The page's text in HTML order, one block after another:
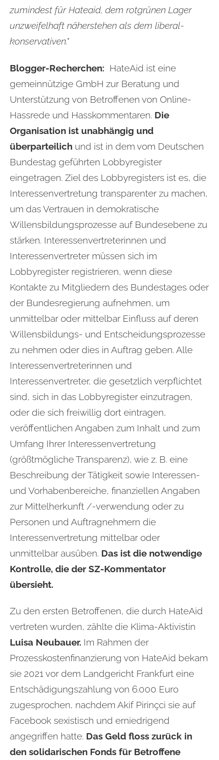
zumindest für Hateaid, dem rotgrünen Lager
unzweifelhaft näherstehen als dem liberal-
konservativen."
Blogger-Recherchen: HateAid ist eine
gemeinnützige GmbH zur Beratung und
Unterstützung von Betroffenen von Online-
Hassrede und Hasskommentaren. Die
Organisation ist unabhängig und
überparteilich und ist in dem vom Deutschen
Bundestag geführten Lobbyregister
eingetragen. Ziel des Lobbyregisters ist es, die
Interessenvertretung transparenter zu machen,
um das Vertrauen in demokratische
Willensbildungsprozesse auf Bundesebene zu
stärken. Interessenvertreterinnen und
Interessenvertreter müssen sich im
Lobbyregister registrieren, wenn diese
Kontakte zu Mitgliedern des Bundestages oder
der Bundesregierung aufnehmen, um
unmittelbar oder mittelbar Einfluss auf deren
Willensbildungs- und Entscheidungsprozesse
zu nehmen oder dies in Auftrag geben. Alle
Interessenvertreterinnen und
Interessenvertreter, die gesetzlich verpflichtet
sind, sich in das Lobbyregister einzutragen,
oder die sich freiwillig dort eintragen,
veröffentlichen Angaben zum Inhalt und zum
Umfang Ihrer Interessenvertretung
(größtmögliche Transparenz), wie z. B. eine
Beschreibung der Tätigkeit sowie Interessen-
und Vorhabenbereiche, finanziellen Angaben
zur Mittelherkunft /-verwendung oder zu
Personen und Auftragnehmern die
Interessenvertretung mittelbar oder
unmittelbar ausüben. Das ist die notwendige
Kontrolle, die der SZ-Kommentator
übersieht.
Zu den ersten Betroffenen, die durch HateAid
vertreten wurden, zählte die Klima-Aktivistin
Luisa Neubauer. Im Rahmen der
Prozesskostenfinanzierung von HateAid bekam
sie 2021 vor dem Landgericht Frankfurt eine
Entschädigungszahlung von 6.000 Euro
zugesprochen, nachdem Akif Pirinçci sie auf
Facebook sexistisch und erniedrigend
angegriffen hatte. Das Geld floss zurück in
den solidarischen Fonds für Betroffene